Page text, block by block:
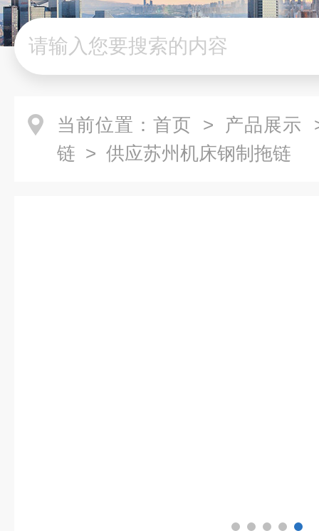
当前位置： 首页 > 产品展示
链 > 供应苏州机床钢制拖链